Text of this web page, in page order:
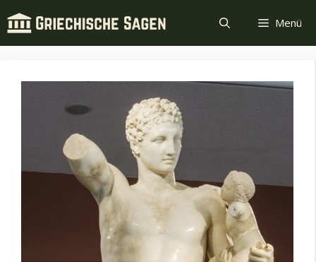
Inhalt
springen
Menü